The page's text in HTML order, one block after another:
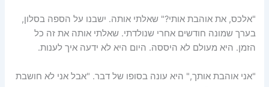
"אלכס, את אוהבת אותי?" שאלתי אותה. ישבנו על הספה בסלון,
בערך שמונה חודשים אחרי שנולדתי. שאלתי אותה את זה כל
הזמן. היא מעולם לא היססה. היום היא לא ידעה איך לענות.
"אני אוהבת אותך," היא עונה בסופו של דבר. "אבל אני לא חושבת